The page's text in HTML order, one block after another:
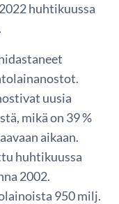
huhtikuussa
uusia
mikä on 39 %
aikaan.
huhtikuussa
2002.
950 milj.